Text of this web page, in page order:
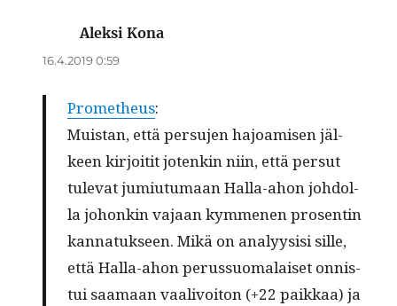
Aleksi Kona
16.4.2019 0:59
Prometheus:
Muis­tan, että per­su­jen hajoamisen jäl­
keen kir­joitit jotenkin niin, että per­sut
tule­vat jumi­u­tu­maan Hal­la-ahon johdol­
la johonkin vajaan kymme­nen pros­entin
kan­natuk­seen. Mikä on ana­ly­y­sisi sille,
että Hal­la-ahon perus­suo­ma­laiset onnis­
tui saa­maan vaalivoiton (+22 paikkaa) ja